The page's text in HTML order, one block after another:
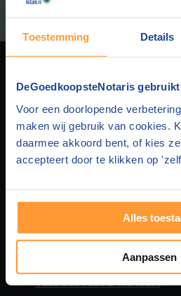
Toestemming Details
DeGoedkoopsteNotaris
Voor een doorlopende
maken wij gebruik van cookies.
daarmee akkoord bent, of kies
accepteert door te klikken op
Alles
Aanpassen
Over ons
Privacy
Contact
Adverteren
HUIS & HYPOTHEEK
Hypotheek en Levering
Hypotheek en Testament
Hypotheek en
Hypotheek
FAMILIEZAKEN
Samenlevingscontract
Testament
Levenstestament
STICHTING & BEDRIJF
BV oprichten
MEER WETEN
Over huis en hypotheek
VEELGESTELDE VRAGEN